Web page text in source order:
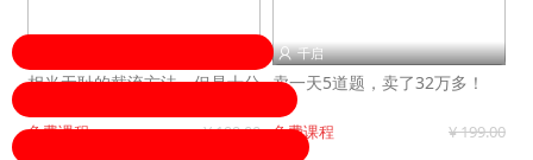
相当无耻的截流方法，但是十分
免费课程 ¥ 199.00
 千启
卖一天5道题，卖了32万多！
免费课程 ¥ 199.00